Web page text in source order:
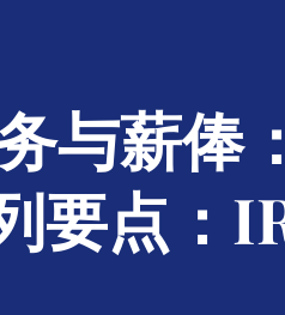
与薪俸
要点：